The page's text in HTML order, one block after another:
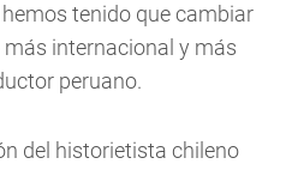
tenido que cambiar
internacional y más
peruano.
del historietista chileno